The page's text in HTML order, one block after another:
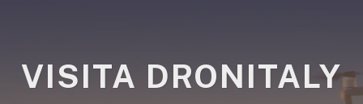
VISITA DRONITALY